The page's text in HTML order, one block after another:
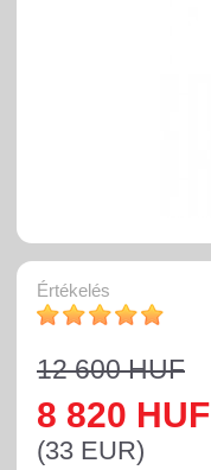
Értékelés
12 600 HUF
8 820 HUF
(33 EUR)